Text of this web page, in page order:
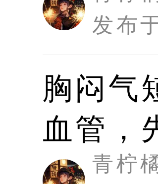
[DB/OL].快
青柠橘
发布
胸闷气
血管，
青柠